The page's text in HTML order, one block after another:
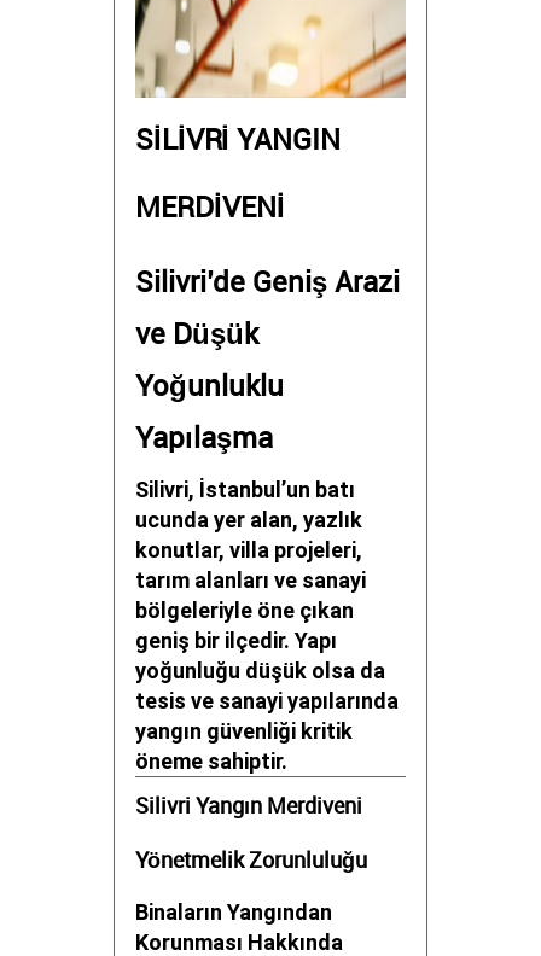
SİLİVRİ YANGIN
MERDİVENİ
Silivri’de Geniş Arazi
ve Düşük
Yoğunluklu
Yapılaşma
Silivri, İstanbul’un batı
ucunda yer alan, yazlık
konutlar, villa projeleri,
tarım alanları ve sanayi
bölgeleriyle öne çıkan
geniş bir ilçedir. Yapı
yoğunluğu düşük olsa da
tesis ve sanayi yapılarında
yangın güvenliği kritik
öneme sahiptir.
Silivri Yangın Merdiveni
Yönetmelik Zorunluluğu
Binaların Yangından
Korunması Hakkında